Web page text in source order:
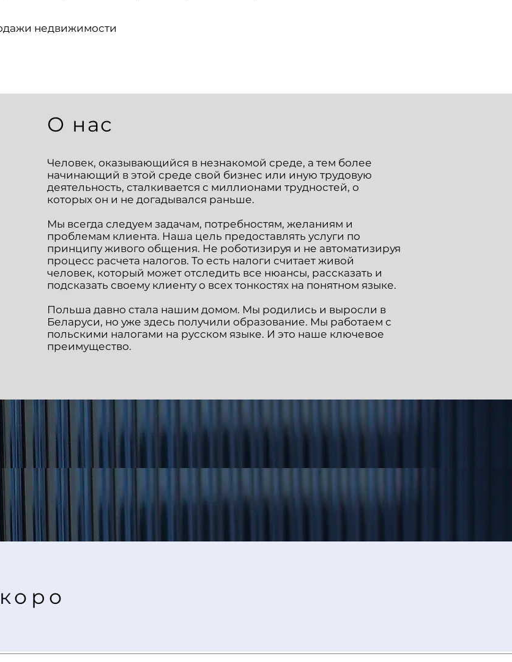
недвижимости
О нас
Человек, оказывающийся в незнакомой среде, а тем более
начинающий в этой среде свой бизнес или иную трудовую
деятельность, сталкивается с миллионами трудностей, о
которых он и не догадывался раньше.
Мы всегда следуем задачам, потребностям, желаниям и
проблемам клиента. Наша цель предоставлять услуги по
принципу живого общения. Не роботизируя и не автоматизируя
процесс расчета налогов. То есть налоги считает живой
человек, который может отследить все нюансы, рассказать и
подсказать своему клиенту о всех тонкостях на понятном языке.
Польша давно стала нашим домом. Мы родились и выросли в
Беларуси, но уже здесь получили образование. Мы работаем с
польскими налогами на русском языке. И это наше ключевое
преимущество.